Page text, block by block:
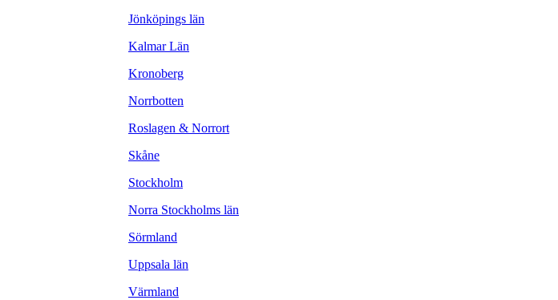
Jönköpings län
Kalmar Län
Kronoberg
Norrbotten
Roslagen & Norrort
Skåne
Stockholm
Norra Stockholms län
Sörmland
Uppsala län
Värmland